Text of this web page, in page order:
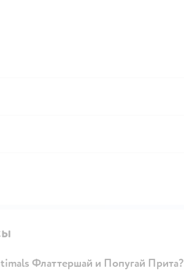
Флаттершай и Попугай Прита?